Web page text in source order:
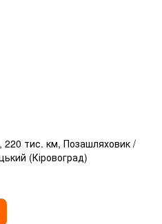
220 тис. км, Позашляховик /
(Кіровоград)